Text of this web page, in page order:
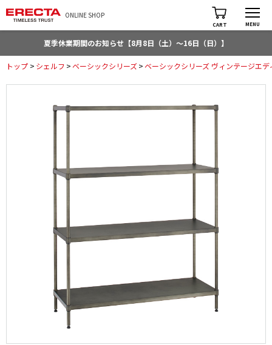
ONLINE SHOP
CART MENU
夏季休業期間のお知らせ【8月8日（土）～16日（日）】
トップ > シェルフ >ベーシックシリーズ>ベーシックシリーズ ヴィンテージエデ